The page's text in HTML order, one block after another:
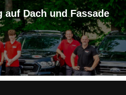
Dach und Fassade